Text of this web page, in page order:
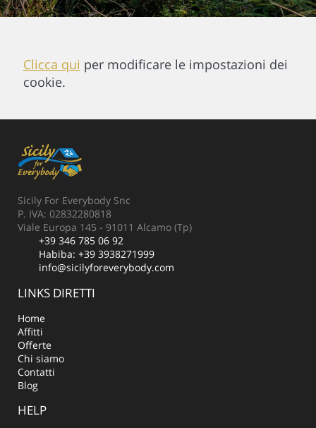
Clicca qui per modificare le impostazioni dei
cookie.
Sicily For Everybody Snc
P. IVA: 02832280818
Viale Europa 145 - 91011 Alcamo (Tp)
+39 346 785 06 92
Habiba: +39 3938271999
info@sicilyforeverybody.com
LINKS DIRETTI
Home
Affitti
Offerte
Chi siamo
Contatti
Blog
HELP